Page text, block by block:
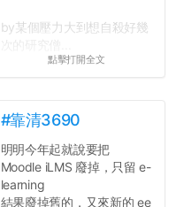
by某個壓力大到想自殺好幾
點擊打開全文
#靠清3690
明明今年起就說要把
Moodle iLMS 廢掉，只留 e-
learning
結果廢掉舊的，又來新的 ee